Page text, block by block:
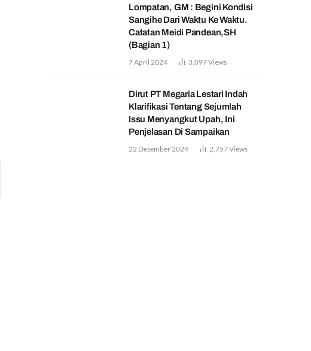
Lompatan, GM : Begini Kondisi
Sangihe Dari Waktu Ke Waktu.
Catatan Meidi Pandean,SH
(Bagian 1)
7 April 2024 3,097Views
Dirut PT Megaria Lestari Indah
Klarifikasi Tentang Sejumlah
Issu Menyangkut Upah, Ini
Penjelasan Di Sampaikan
22 Desember 2024 2,757Views